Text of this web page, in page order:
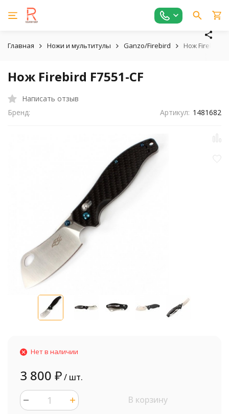
Главная Ножи и мультитулы Ganzo/Firebird Нож Firebird
Нож Firebird F7551-CF
Написать отзыв
Бренд:
Артикул: 1481682
Нет в наличии
3 800 ₽/ шт.
В корзину